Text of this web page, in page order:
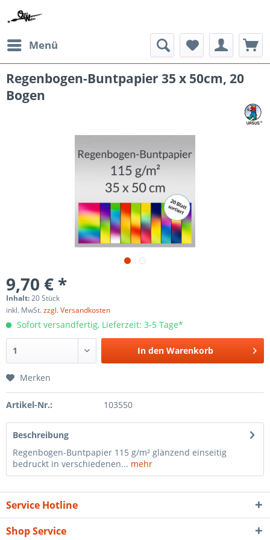
Menü
Regenbogen-Buntpapier 35 x 50cm, 20
Bogen
9,70 € *
Inhalt:20 Stück
inkl. MwSt.zzgl. Versandkosten
Sofort versandfertig, Lieferzeit: 3-5 Tage*
In den Warenkorb
Merken
Artikel-Nr.: 103550
Beschreibung
Regenbogen-Buntpapier 115 g/m² glänzend einseitig
bedruckt in verschiedenen... mehr
Service Hotline
Shop Service